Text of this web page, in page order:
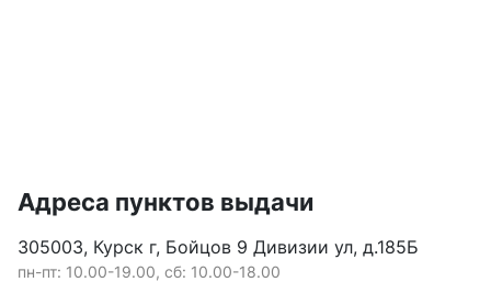
Адреса пунктов выдачи
305003, Курск г, Бойцов 9 Дивизии ул, д.185Б
пн-пт: 10.00-19.00, сб: 10.00-18.00